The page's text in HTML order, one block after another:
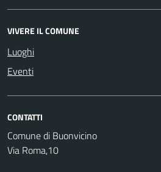
VIVERE IL COMUNE
Luoghi
Eventi
CONTATTI
Comune di Buonvicino
Via Roma,10